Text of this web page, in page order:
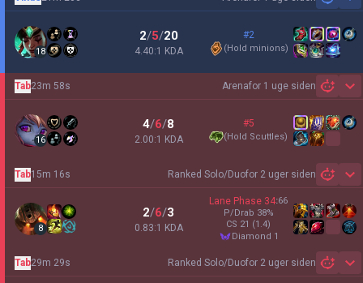
18
2/5/20
4.40:1 KDA
#2
(Hold minions)
Arenafor 1 uge siden
Tab23m 58s
16
4/6/8
2.00:1 KDA
#5
(Hold Scuttles)
Ranked Solo/Duofor 2 uger siden
Tab15m 16s
8
2/6/3
0.83:1 KDA
Lane Phase 34:66
P/Drab 38%
CS 21 (1.4)
diamond 1
Ranked Solo/Duofor 2 uger siden
Tab29m 29s